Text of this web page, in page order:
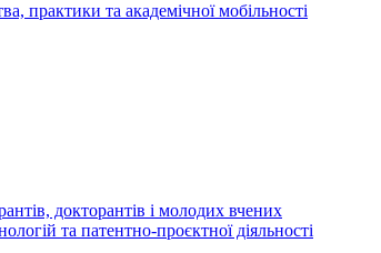
практики та академічної мобільності
докторантів і молодих вчених
та патентно-проєктної діяльності